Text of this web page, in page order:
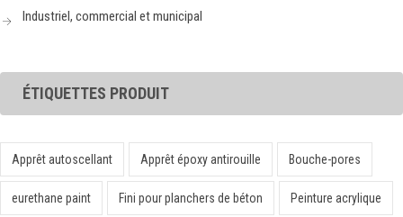
Industriel, commercial et municipal
ÉTIQUETTES PRODUIT
Apprêt autoscellant Apprêt époxy antirouille Bouche-pores
eurethane paint Fini pour planchers de béton Peinture acrylique